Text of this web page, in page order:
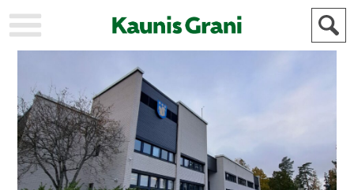
STADEN
AJANKOHTAISTA
AKTUELLT
URHEILU
IDROTT
KULTTUURI
KULTUR
HISTORIA
HISTORIA